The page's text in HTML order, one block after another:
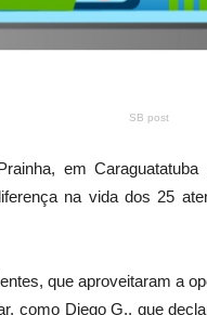
SB post
em
na vida dos 25
que aproveitaram a
como Diego G., que